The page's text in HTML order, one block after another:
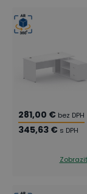
281,00 € bez DPH
345,63 € s DPH